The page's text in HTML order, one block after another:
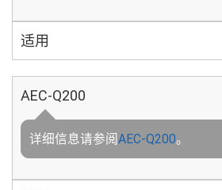
适用
AEC-Q200
详细信息请参阅AEC-Q200。